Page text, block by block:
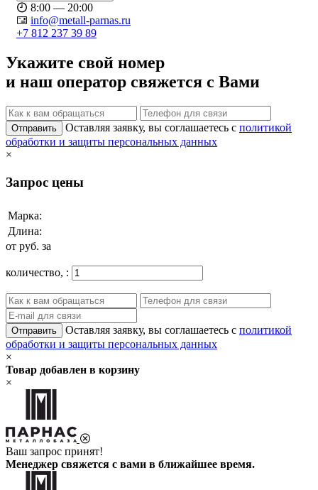
8:00 — 20:00
info@metall-parnas.ru
+7 812 237 39 89
Укажите свой номер
и наш оператор свяжется с Вами
Отправить Оставляя заявку, вы соглашаетесь с политикой
обработки и защиты персональных данных
×
Запрос цены
Марка:
Длина:
от руб. за
количество, :
Отправить Оставляя заявку, вы соглашаетесь с политикой
обработки и защиты персональных данных
×
Товар добавлен в корзину
×
Ваш запрос принят!
Менеджер свяжется с вами в ближайшее время.